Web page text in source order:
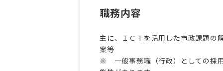
職務内容
主に、ＩＣＴを活用した市政課題の
案等
※ 一般事務職（行政）としての採